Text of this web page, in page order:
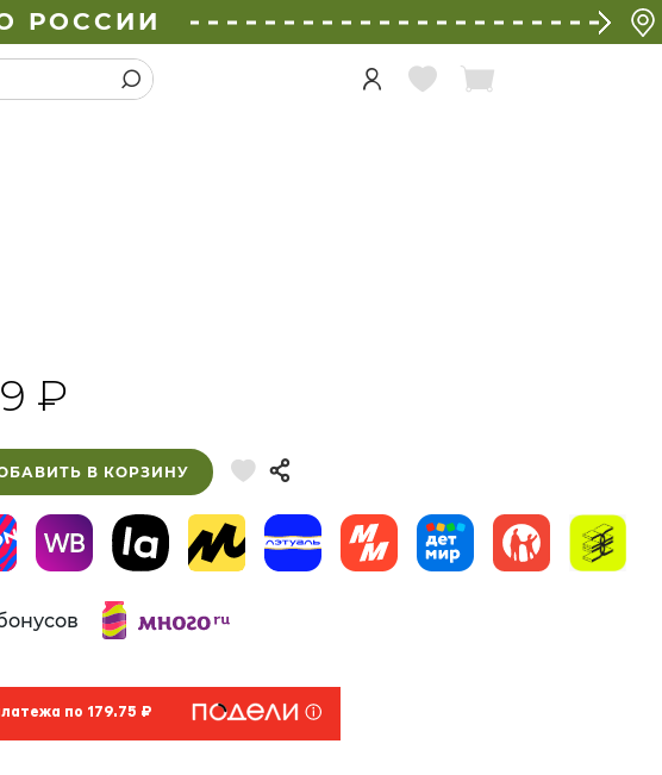
РОССИИ
₽
В КОРЗИНУ
по 179.75 ₽